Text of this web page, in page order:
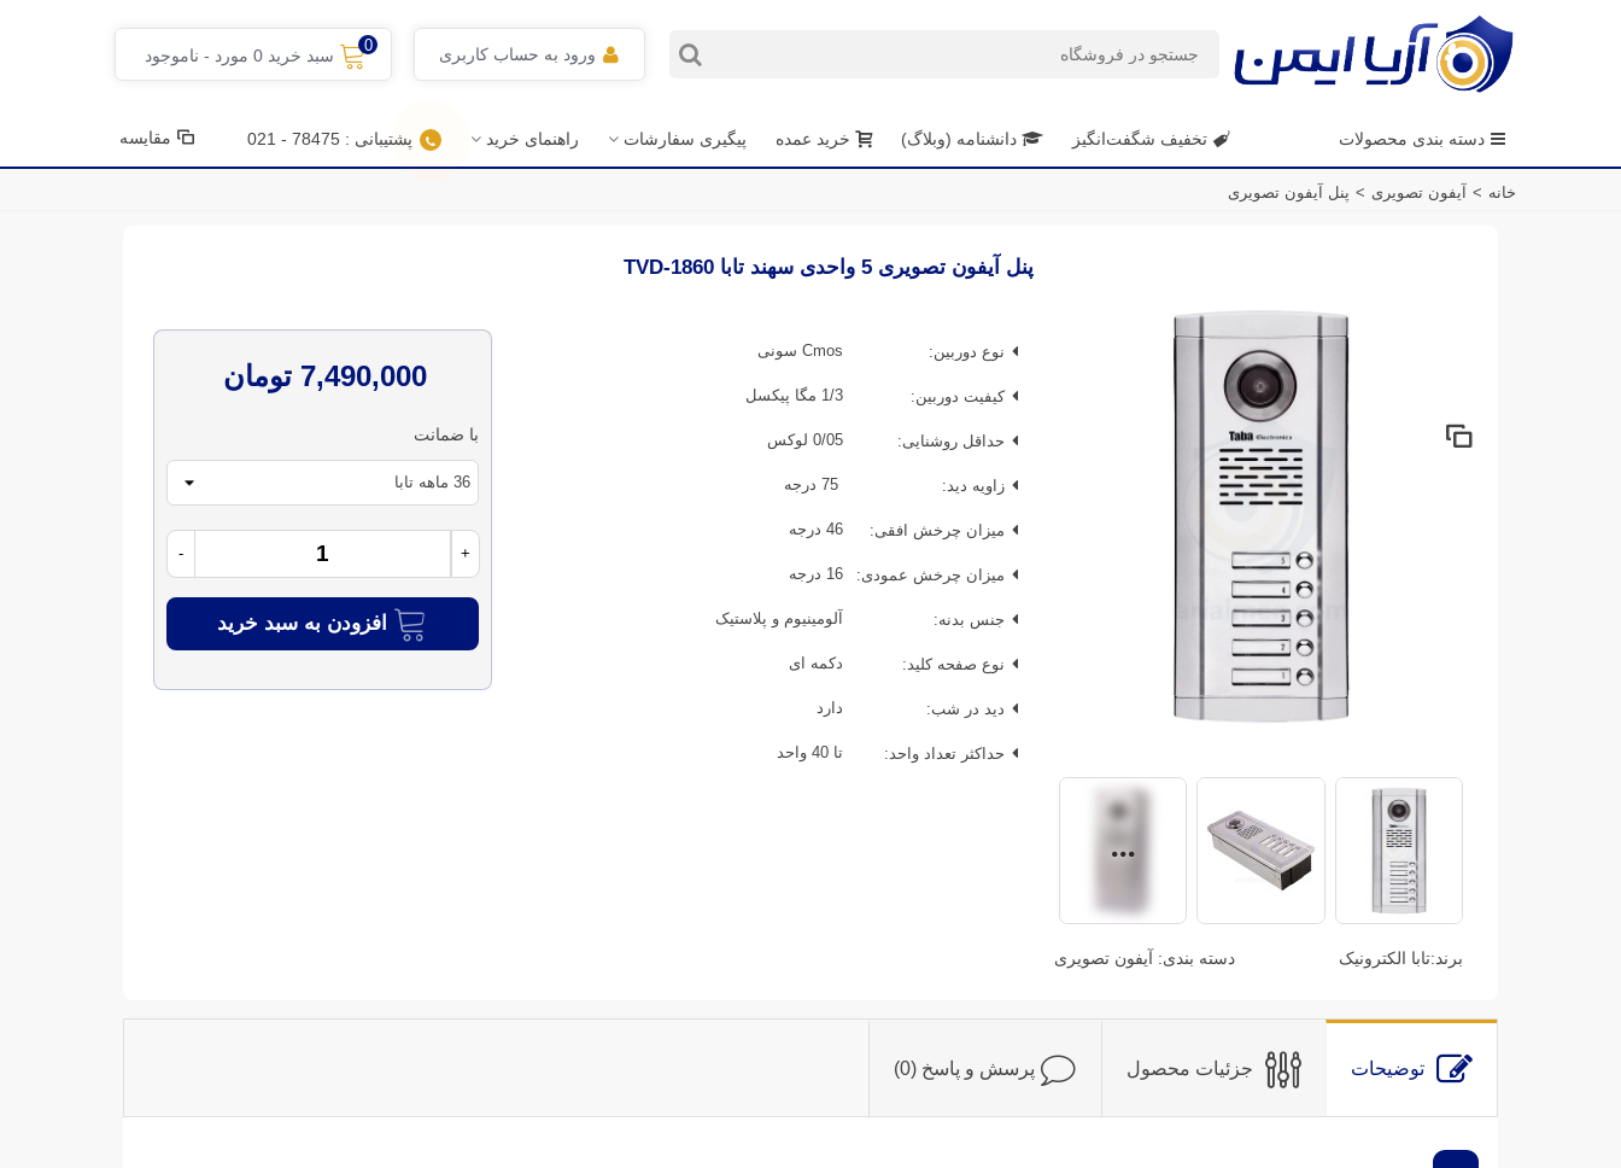
ورود به حساب کاربری
0
سبد خرید 0 مورد - ناموجود
دسته بندی محصولات تخفیف شگفت‌انگیز دانشنامه (وبلاگ) خرید عمده پیگیری سفارشات راهنمای خرید پشتیبانی : 78475 - 021 مقایسه
خانه > آیفون تصویری > پنل آیفون تصویری
برند:تابا الکترونیک دسته بندی: آیفون تصویری
پنل آیفون تصویری 5 واحدی سهند تابا TVD-1860
نوع دوربین: Cmos سونی
کیفیت دوربین: 1/3 مگا پیکسل
حداقل روشنایی: 0/05 لوکس
زاویه دید: 75 درجه
میزان چرخش افقی: 46 درجه
میزان چرخش عمودی: 16 درجه
جنس بدنه: آلومینیوم و پلاستیک
نوع صفحه کلید: دکمه ای
دید در شب: دارد
حداکثر تعداد واحد: تا 40 واحد
7,490,000 تومان
با ضمانت
- +
افزودن به سبد خرید
توضیحات جزئیات محصول پرسش و پاسخ (0)